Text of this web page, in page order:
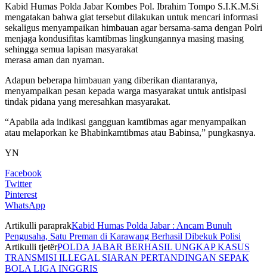
Kabid Humas Polda Jabar Kombes Pol. Ibrahim Tompo S.I.K.M.Si
mengatakan bahwa giat tersebut dilakukan untuk mencari informasi
sekaligus menyampaikan himbauan agar bersama-sama dengan Polri
menjaga kondusifitas kamtibmas lingkungannya masing masing
sehingga semua lapisan masyarakat
merasa aman dan nyaman.
Adapun beberapa himbauan yang diberikan diantaranya,
menyampaikan pesan kepada warga masyarakat untuk antisipasi
tindak pidana yang meresahkan masyarakat.
“Apabila ada indikasi gangguan kamtibmas agar menyampaikan
atau melaporkan ke Bhabinkamtibmas atau Babinsa,” pungkasnya.
YN
Facebook
Twitter
Pinterest
WhatsApp
Artikulli paraprakKabid Humas Polda Jabar : Ancam Bunuh
Pengusaha, Satu Preman di Karawang Berhasil Dibekuk Polisi
Artikulli tjetërPOLDA JABAR BERHASIL UNGKAP KASUS
TRANSMISI ILLEGAL SIARAN PERTANDINGAN SEPAK
BOLA LIGA INGGRIS